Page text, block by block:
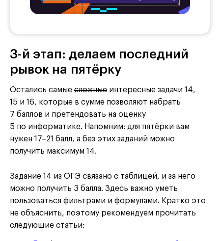
3-й этап: делаем последний
рывок на пятёрку
Остались самые сложные интересные задачи 14,
15 и 16, которые в сумме позволяют набрать
7 баллов и претендовать на оценку
5 по информатике. Напомним: для пятёрки вам
нужен 17–21 балл, а без этих заданий можно
получить максимум 14.
Задание 14 из ОГЭ связано с таблицей, и за него
можно получить 3 балла. Здесь важно уметь
пользоваться фильтрами и формулами. Кратко это
не объяснить, поэтому рекомендуем прочитать
следующие статьи: